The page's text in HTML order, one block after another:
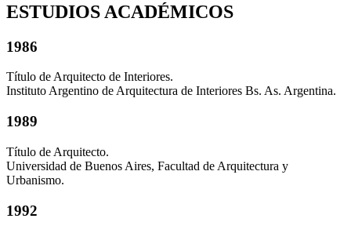
ESTUDIOS ACADÉMICOS
1986
Título de Arquitecto de Interiores.
Instituto Argentino de Arquitectura de Interiores Bs. As. Argentina.
1989
Título de Arquitecto.
Universidad de Buenos Aires, Facultad de Arquitectura y
Urbanismo.
1992